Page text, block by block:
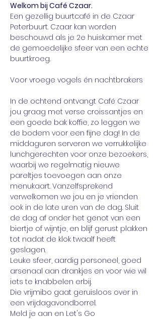
Welkom bij Café Czaar.
Een gezellig buurtcafé in de Czaar
Peterbuurt. Czaar kan worden
beschouwd als je 2e huiskamer met
de gemoedelijke sfeer van een echte
buurtkroeg.
In de ochtend ontvangt Café Czaar
jou graag met verse croissantjes en
een goede bak koffie, zo leggen we
de bodem voor een fijne dag! In de
middaguren serveren we verrukkelijke
lunchgerechten voor onze bezoekers,
waarbij we regelmatig nieuwe
pareltjes toevoegen aan onze
menukaart. Vanzelfsprekend
verwelkomen we jou en je vrienden
ook in de late uren van de dag. Sluit
de dag af onder het genot van een
biertje of wijntje, en blijf gerust plakken
tot nadat de klok twaalf heeft
geslagen.
Leuke sfeer, aardig personeel, goed
arsenaal aan drankjes en voor wie wil
iets te knabbelen erbij.
Die vrijmibo gaat geruisloos over in
een vrijdagavondborrel.
Meld je aan en Let's Go